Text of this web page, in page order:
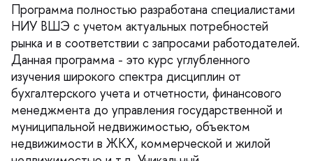
Программа полностью разработана специалистами
НИУ ВШЭ с учетом актуальных потребностей
рынка и в соответствии с запросами работодателей.
Данная программа - это курс углубленного
изучения широкого спектра дисциплин от
ухгалтерского учета и отчетности, финансового
менеджмента до управления государственной и
муниципальной недвижимостью, объектом
недвижимости в ЖКХ, коммерческой и жилой